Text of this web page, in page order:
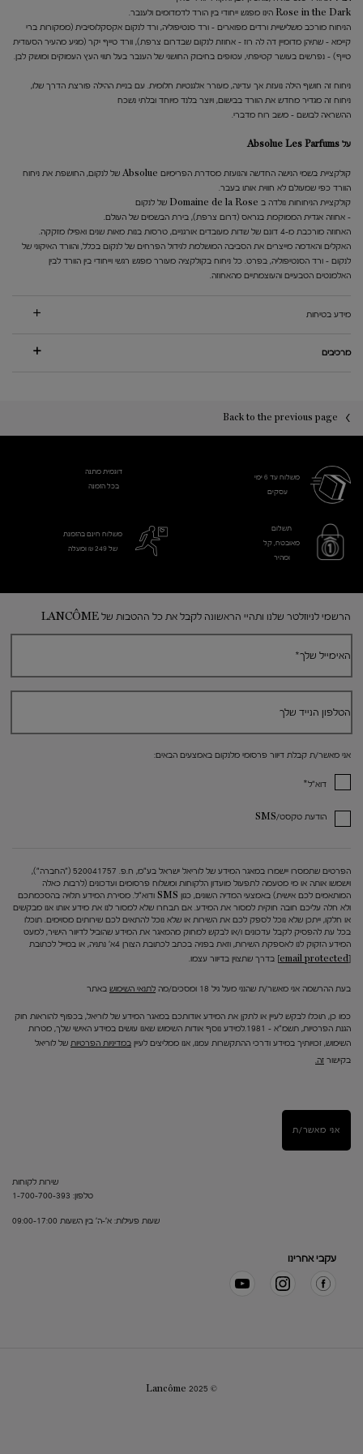
Rose in the Dark הינו מפגש ייחודי בין הורד לדמדומים ולענבר.
הניחוח מורכב משלישיית ורדים מפוארים - ורד סנטיפוליה, ורד לנקום אקסקלוסיבית (ממקורות ברי
קיימא - שתיהן מדומיין דה לה רוז – אחוזת לנקום שבדרום צרפת), וורד טייף יקר (מגיע מהעיר הסעודית
טייף) - נפרשים בעושר קטיפתי, עטופים בחיבוק החושני של הענבר בעל תווי העץ העמוקים ומושק לבן.
ניחוח זה חושף הילה נועזת אך עדינה, מעורר אלגנטיות חלומית. עם בניית ההילה פורצת הדרך שלו,
ניחוח זה מגדיר מחדש את הוורד בבישום, ויוצר בלנד מיוחד ובלתי נשכח
ההשראה לבושם - משב רוח מדברי.
על Absolue Les Parfums
קולקציית בשמי הנישה החדשה והנועזת מסדרת הפרימיום Absolue של לנקום, החושפת את ניחוח
הוורד כפי שמעולם לא חווית אותו בעבר.
קולקציית הניחוחות נולדה ב Domaine de la Rose של לנקום
– אחוזה אגדית הממוקמת בגראס (דרום צרפת), בירת הבשמים של העולם.
האחוזה מורכבת מ-4 דונם של שדות מעובדים אורגניים, טרסות בנות מאות שנים ואפילו מזקקה.
האקלים והאדמה מייצרים את הסביבה המושלמת לגידול הפרחים של לנקום בכלל, והוורד האיקוני של
לנקום – ורד הסנטיפוליה, בפרט. כל ניחוח בקולקציה מעורר מפגש רגשי וייחודי בין הוורד לבין
האלמנטים הטבעיים והעוצמתיים מהאחוזה.
מידע בטיחות
מרכיבים
Back to the previous page
משלוח עד 6 ימי
עסקים​
דוגמית מתנה
בכל הזמנה
תשלום
מאובטח, קל
ומהיר
משלוח חינם בהזמנת
של 249 ₪ ומעלה
הרשמי לניוזלטר שלנו ותהיי הראשונה לקבל את כל ההטבות של LANCÔME
האימייל שלך*
הטלפון הנייד שלך
אני מאשר/ת קבלת דיוור פרסומי מלנקום באמצעים הבאים:
דוא"ל*
הודעת טקסט/SMS
הפרטים שתמסרו יישמרו במאגר המידע של לוריאל ישראל בע"מ, ח.פ. 520041757 ("החברה"),
וישמשו אותה או מי מטעמה לתפעול מועדון הלקוחות ומשלוח פרסומים ועדכונים (לרבות כאלה
המותאמים לכם אישית) באמצעי המדיה השונים, כגון SMS ודוא"ל. מסירת המידע תלויה בהסכמתכם
ולא חלה עליכם חובה חוקית למסור את המידע. אם תבחרו שלא למסור לנו את מידע אותו אנו מבקשים
או חלקו, ייתכן שלא נוכל לספק לכם את השירות או שלא נוכל להתאים לכם שירותים מסוימים. תוכלו
בכל עת להפסיק לקבל עדכונים ו/או לבקש למחוק מהמאגר את המידע שהוביל לדיוור הישיר, למעט
המידע הזקוק לנו לאספקת השירות, וזאת בפניה בכתב לכתובת הצורן 4א' נתניה, או במייל לכתובת
[email protected]
בדרך שתצוין בדיוור עצמו.
בעת ההרשמה אני מאשר/ת שהנני מעל גיל 18 ומסכים/מה לתנאי השימוש באתר
כמו כן, תוכלו לבקש לעיין או לתקן את המידע אודותכם במאגר המידע של לוריאל, בכפוף להוראות חוק
הגנת הפרטיות, תשמ"א – 1981.למידע נוסף אודות השימוש שאנו עושים במידע האישי שלך, מטרות
השימוש, זכויותיך במידע ודרכי ההתקשרות עמנו, אנו ממליצים לעיין במדיניות הפרטיות של לוריאל
בקישור זה.
אני מאשר/ת
שירות לקוחות
טלפון: 1-700-700-393
שעות פעילות: א'-ה' בין השעות 09:00-17:00
עקבי אחרינו
© Lancôme 2025